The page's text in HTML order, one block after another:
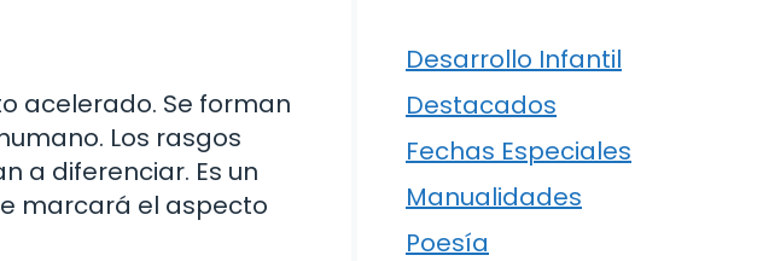
acelerado. Se forman
Los rasgos
a diferenciar. Es un
marcará el aspecto
Desarrollo Infantil
Destacados
Fechas Especiales
Manualidades
Poesía